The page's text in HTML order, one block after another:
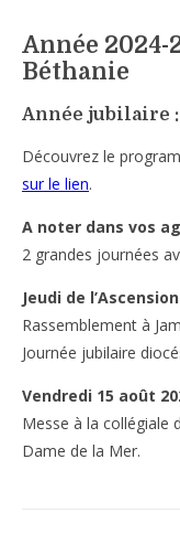
Année 2024-
Béthanie
Année jubilaire :
Découvrez le
sur le lien.
A noter dans vos
2 grandes journées
Jeudi de
Rassemblement à
Journée jubilaire
Vendredi 15 août
Messe à la collégiale
Dame de la Mer.